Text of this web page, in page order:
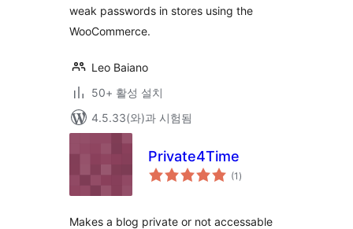
weak passwords in stores using the
WooCommerce.
Leo Baiano
50+ 활성 설치
4.5.33(와)과 시험됨
Private4Time
(1 전
체)
Makes a blog private or not accessable